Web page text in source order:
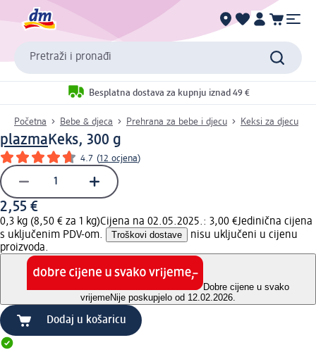
Pretraži i pronađi
Besplatna dostava za kupnju iznad 49 €
Početna Bebe & djeca Prehrana za bebe i djecu Keksi za djecu
plazma Keks, 300 g
4.7 (12 ocjena)
2,55 €
0,3 kg (8,50 € za 1 kg)Cijena na 02.05.2025.: 3,00 €Jedinična cijena
s uključenim PDV-om.
Troškovi dostave
nisu uključeni u cijenu
proizvoda.
Dobre cijene u svako
vrijemeNije poskupjelo od 12.02.2026.
Dodaj u košaricu